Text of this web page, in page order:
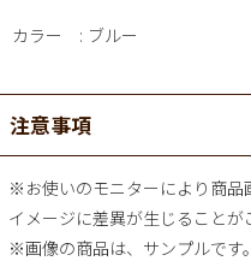
カラー ブルー
注意事項
※お使いのモニターにより商品
イメージに差異が生じることが
※画像の商品は、サンプルです